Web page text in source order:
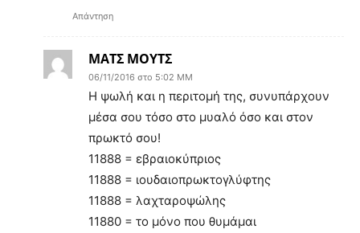
Απάντηση
ΜΑΤΣ ΜΟΥΤΣ
06/11/2016 στο 5:02 ΜΜ
Η ψωλή και η περιτομή της, συνυπάρχουν
μέσα σου τόσο στο μυαλό όσο και στον
πρωκτό σου!
11888 = εβραιοκύπριος
11888 = ιουδαιοπρωκτογλύφτης
11888 = λαχταροψώλης
11880 = το μόνο που θυμάμαι